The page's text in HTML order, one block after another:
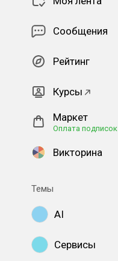
Сообщения
Рейтинг
Курсы
Маркет
Оплата подписок
Викторина
Темы
AI
Сервисы